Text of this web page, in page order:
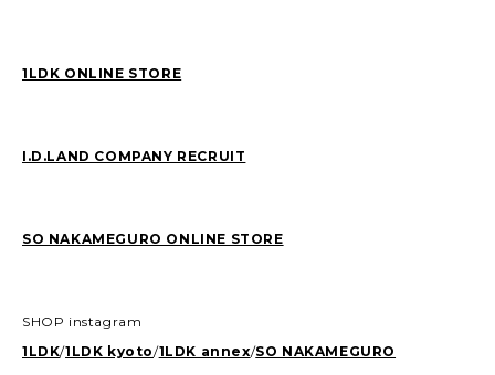
1LDK ONLINE STORE
I.D.LAND COMPANY RECRUIT
SO NAKAMEGURO ONLINE STORE
SHOP instagram
1LDK/1LDK kyoto/1LDK annex/SO NAKAMEGURO